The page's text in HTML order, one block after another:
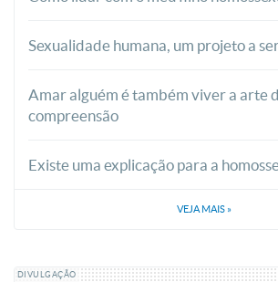
Sexualidade humana, um projeto a
Amar alguém é também viver a arte
compreensão
Existe uma explicação para a
VEJA MAIS »
DIVULGAÇÃO